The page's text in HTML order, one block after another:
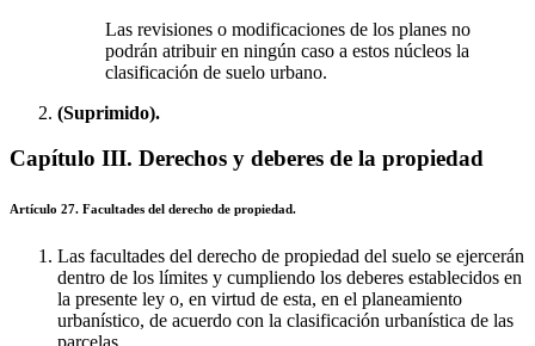
Las revisiones o modificaciones de los planes no
podrán atribuir en ningún caso a estos núcleos la
clasificación de suelo urbano.
(Suprimido).
Capítulo III. Derechos y deberes de la propiedad
Artículo 27. Facultades del derecho de propiedad.
Las facultades del derecho de propiedad del suelo se ejercerán
dentro de los límites y cumpliendo los deberes establecidos en
la presente ley o, en virtud de esta, en el planeamiento
urbanístico, de acuerdo con la clasificación urbanística de las